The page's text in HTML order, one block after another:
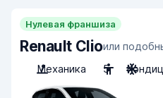
Нулевая франшиза
Renault Clioили
Механика
5